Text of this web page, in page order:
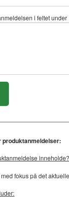
i feltet under
produktanmeldelser:
inneholde?
fokus på det